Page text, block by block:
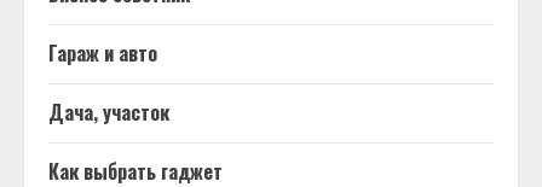
Гараж и авто
Дача, участок
Как выбрать гаджет